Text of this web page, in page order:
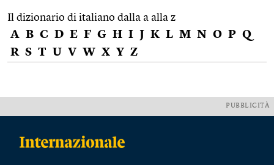
Il dizionario di italiano dalla a alla z
A B C D E F G H I J K L M N O P Q
R S T U V W X Y Z
PUBBLICITÀ